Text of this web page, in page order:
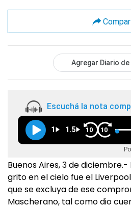
Agregar Diario de
Escuchá la nota
1 1.5 10 10
Buenos Aires, 3 de
grito en el cielo fue el
que se excluya de ese
Mascherano, tal como dio